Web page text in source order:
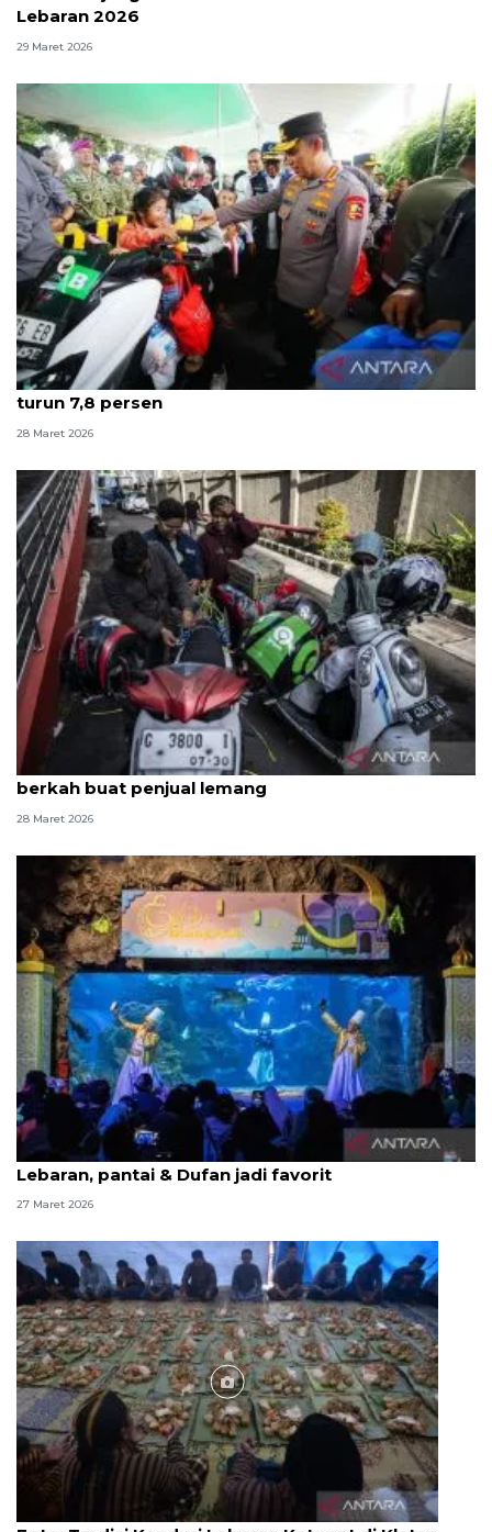
Lebaran 2026
29 Maret 2026
Kapolri: Selama Lebaran 2026 jumlah kecelakaan
turun 7,8 persen
28 Maret 2026
Kedatangan para pemilir hingga Lebaran bawa
berkah buat penjual lemang
28 Maret 2026
Ancol catat 266.668 kunjungan selama libur
Lebaran, pantai & Dufan jadi favorit
27 Maret 2026